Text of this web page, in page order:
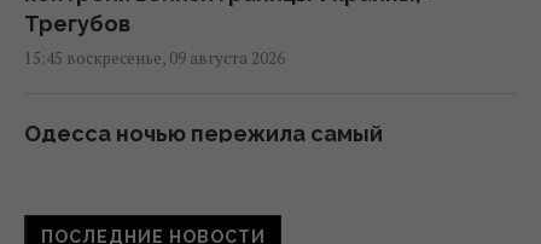
Трегубов
15:45 воскресенье, 09 августа 2026
Одесса ночью пережила самый
13:59 воскресенье, 09 августа 2026
ПОСЛЕДНИЕ НОВОСТИ